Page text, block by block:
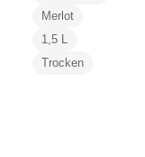
Merlot
1,5 L
Trocken